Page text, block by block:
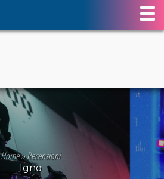
Home»Recensioni
Igno